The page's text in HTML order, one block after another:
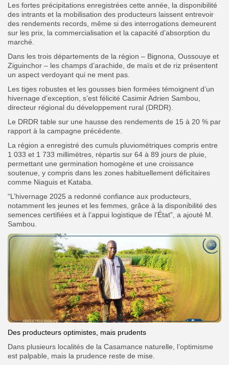
Les fortes précipitations enregistrées cette année, la disponibilité
des intrants et la mobilisation des producteurs laissent entrevoir
des rendements records, même si des interrogations demeurent
sur les prix, la commercialisation et la capacité d’absorption du
marché.
Dans les trois départements de la région – Bignona, Oussouye et
Ziguinchor – les champs d’arachide, de maïs et de riz présentent
un aspect verdoyant qui ne ment pas.
Les tiges robustes et les gousses bien formées témoignent d’un
hivernage d’exception, s’est félicité Casimir Adrien Sambou,
directeur régional du développement rural (DRDR).
Le DRDR table sur une hausse des rendements de 15 à 20 % par
rapport à la campagne précédente.
La région a enregistré des cumuls pluviométriques compris entre
1 033 et 1 733 millimètres, répartis sur 64 à 89 jours de pluie,
permettant une germination homogène et une croissance
soutenue, y compris dans les zones habituellement déficitaires
comme Niaguis et Kataba.
“L’hivernage 2025 a redonné confiance aux producteurs,
notamment les jeunes et les femmes, grâce à la disponibilité des
semences certifiées et à l’appui logistique de l’État”, a ajouté M.
Sambou.
Des producteurs optimistes, mais prudents
Dans plusieurs localités de la Casamance naturelle, l’optimisme
est palpable, mais la prudence reste de mise.